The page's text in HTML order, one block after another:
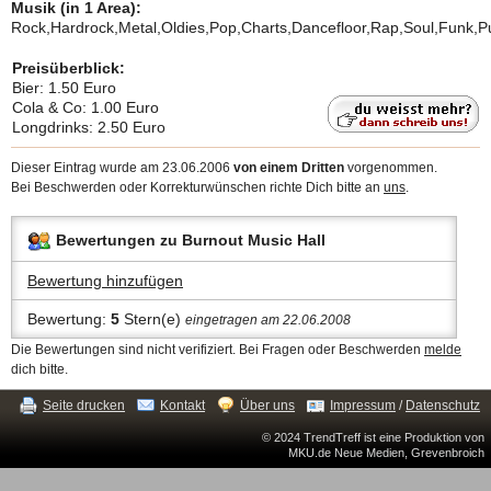
Musik (in 1 Area):
Preisüberblick:
Bier: 1.50 Euro
Cola & Co: 1.00 Euro
Longdrinks: 2.50 Euro
Dieser Eintrag wurde am 23.06.2006 von einem Dritten vorgenommen.
Bei Beschwerden oder Korrekturwünschen richte Dich bitte an uns.
Bewertungen zu Burnout Music Hall
Bewertung hinzufügen
Bewertung: 5 Stern(e) eingetragen am 22.06.2008
Die Bewertungen sind nicht verifiziert. Bei Fragen oder Beschwerden melde
dich bitte.
Seite drucken Kontakt Über uns Impressum / Datenschutz
© 2024 TrendTreff ist eine Produktion von
MKU.de Neue Medien, Grevenbroich